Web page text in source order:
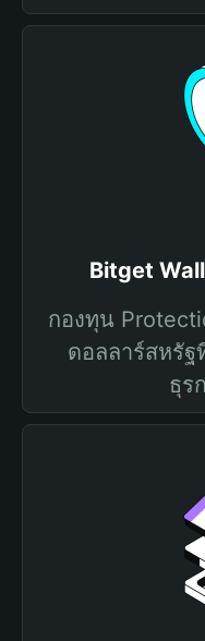
Bitget
กองทุน
ดอลลาร์สหรั
ธุร